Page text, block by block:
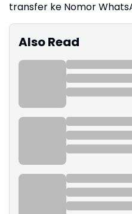
transfer ke Nomor
Also Read